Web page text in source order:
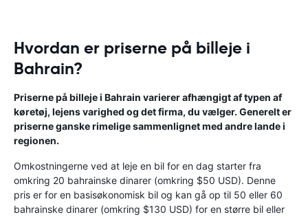
Hvordan er priserne på billeje i
Bahrain?
Priserne på billeje i Bahrain varierer afhængigt af typen af ​​
køretøj, lejens varighed og det firma, du vælger. Generelt er
priserne ganske rimelige sammenlignet med andre lande i
regionen.
Omkostningerne ved at leje en bil for en dag starter fra
omkring 20 bahrainske dinarer (omkring $50 USD). Denne
pris er for en basisøkonomisk bil og kan gå op til 50 eller 60
bahrainske dinarer (omkring $130 USD) for en større bil eller